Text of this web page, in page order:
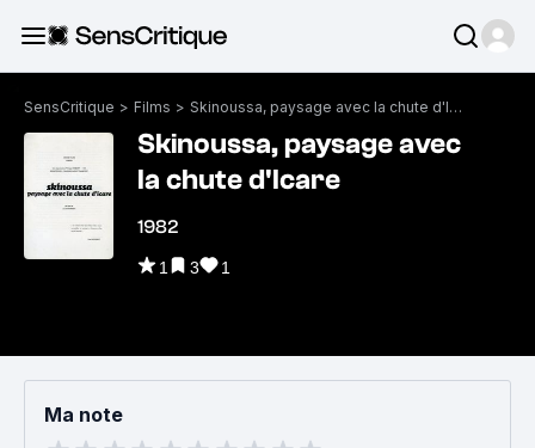
SensCritique > Films > Skinoussa, paysage avec la chute d'Icare
Skinoussa, paysage avec
la chute d'Icare
1982
1 3 1
Ma note